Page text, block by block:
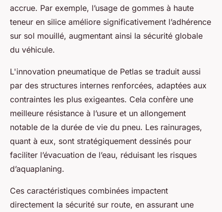
accrue. Par exemple, l’usage de gommes à haute
teneur en silice améliore significativement l’adhérence
sur sol mouillé, augmentant ainsi la sécurité globale
du véhicule.
L'innovation pneumatique de Petlas se traduit aussi
par des structures internes renforcées, adaptées aux
contraintes les plus exigeantes. Cela confère une
meilleure résistance à l’usure et un allongement
notable de la durée de vie du pneu. Les rainurages,
quant à eux, sont stratégiquement dessinés pour
faciliter l’évacuation de l’eau, réduisant les risques
d’aquaplaning.
Ces caractéristiques combinées impactent
directement la sécurité sur route, en assurant une